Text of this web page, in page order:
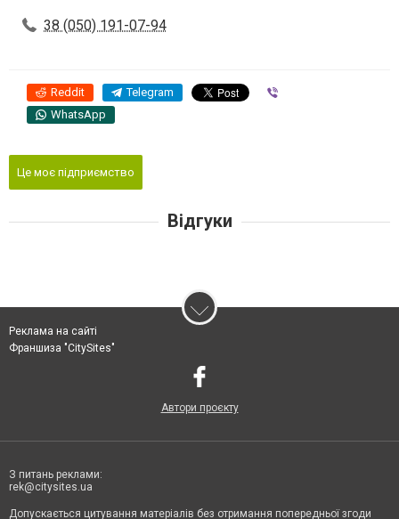
38 (050) 191-07-94
Reddit Telegram
WhatsApp
Це моє підприємство
Відгуки
Реклама на сайті
Франшиза "CitySites"
Автори проєкту
З питань реклами:
rek@citysites.ua
Допускається цитування матеріалів без отримання попередньої згоди